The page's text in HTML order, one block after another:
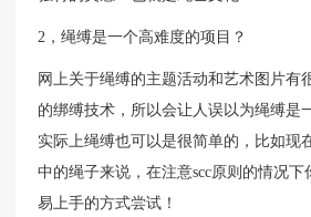
2，绳缚是一个高难度的项目？
网上关于绳缚的主题活动和艺术图片有
的绑缚技术，所以会让人误以为绳缚是
实际上绳缚也可以是很简单的，比如现
中的绳子来说，在注意scc原则的情况下
易上手的方式尝试！